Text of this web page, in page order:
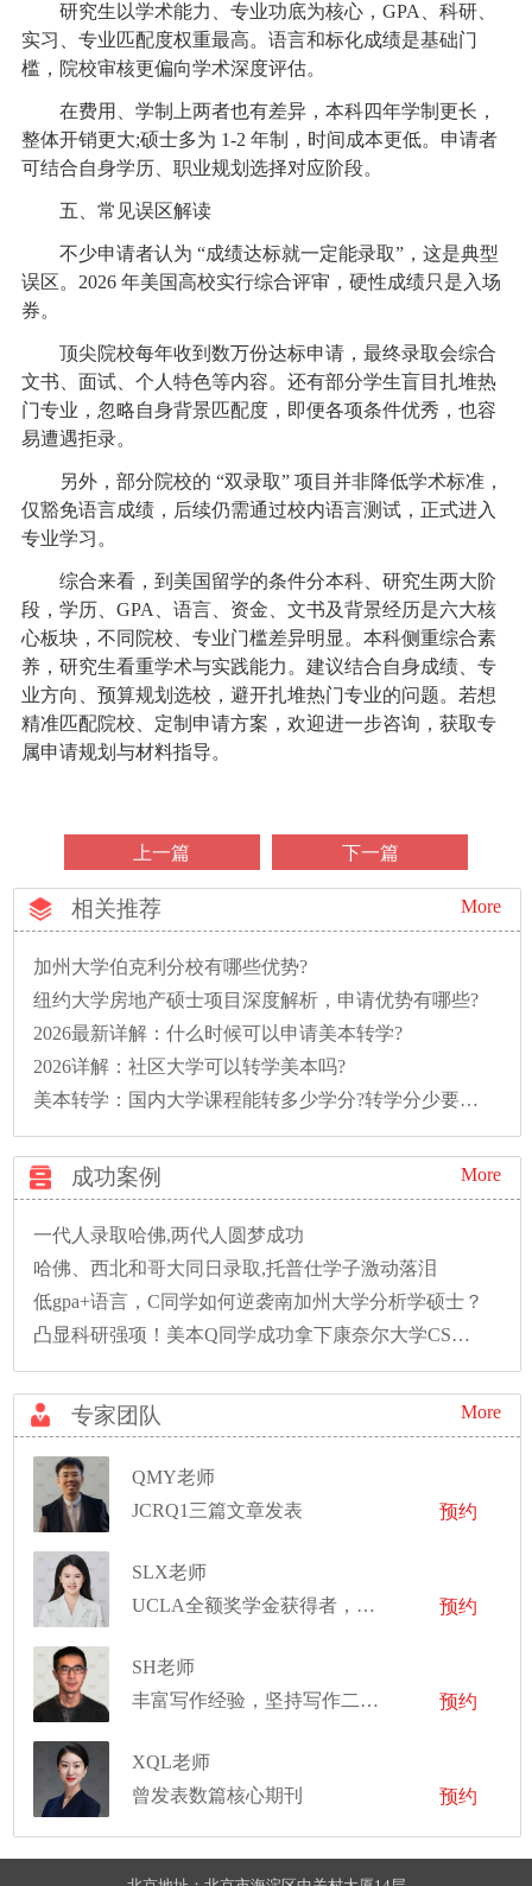
研究生以学术能力、专业功底为核心，GPA、科研、
实习、专业匹配度权重最高。语言和标化成绩是基础门
槛，院校审核更偏向学术深度评估。
在费用、学制上两者也有差异，本科四年学制更长，
整体开销更大;硕士多为 1-2 年制，时间成本更低。申请者
可结合自身学历、职业规划选择对应阶段。
五、常见误区解读
不少申请者认为 “成绩达标就一定能录取”，这是典型
误区。2026 年美国高校实行综合评审，硬性成绩只是入场
券。
顶尖院校每年收到数万份达标申请，最终录取会综合
文书、面试、个人特色等内容。还有部分学生盲目扎堆热
门专业，忽略自身背景匹配度，即便各项条件优秀，也容
易遭遇拒录。
另外，部分院校的 “双录取” 项目并非降低学术标准，
仅豁免语言成绩，后续仍需通过校内语言测试，正式进入
专业学习。
综合来看，到美国留学的条件分本科、研究生两大阶
段，学历、GPA、语言、资金、文书及背景经历是六大核
心板块，不同院校、专业门槛差异明显。本科侧重综合素
养，研究生看重学术与实践能力。建议结合自身成绩、专
业方向、预算规划选校，避开扎堆热门专业的问题。若想
精准匹配院校、定制申请方案，欢迎进一步咨询，获取专
属申请规划与材料指导。
上一篇 下一篇
相关推荐 More
加州大学伯克利分校有哪些优势?
纽约大学房地产硕士项目深度解析，申请优势有哪些?
2026最新详解：什么时候可以申请美本转学?
2026详解：社区大学可以转学美本吗?
美本转学：国内大学课程能转多少学分?转学分少要多读一年怎么办?
成功案例 More
一代人录取哈佛,两代人圆梦成功
哈佛、西北和哥大同日录取,托普仕学子激动落泪
低gpa+语言，C同学如何逆袭南加州大学分析学硕士？
凸显科研强项！美本Q同学成功拿下康奈尔大学CS硕士录取！
专家团队 More
QMY老师
JCRQ1三篇文章发表
预约
SLX老师
UCLA全额奖学金获得者，曾斩获三所藤校offer，拿到斯坦福大学心理学lab工作机会等
预约
SH老师
丰富写作经验，坚持写作二十余年
预约
XQL老师
曾发表数篇核心期刊
预约